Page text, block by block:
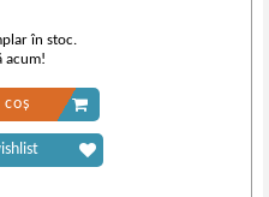
în stoc.
acum!